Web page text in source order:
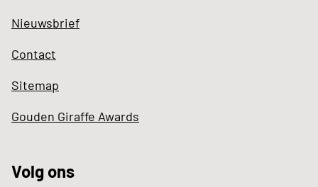
Nieuwsbrief
Contact
Sitemap
Gouden Giraffe Awards
Volg ons